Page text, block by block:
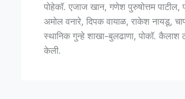
पोहेकॉ. एजाज खान, गणेश पुरुषोत्तम
अमोल वनारे, दिपक वायाळ, राकेश नायडू,
स्थानिक गुन्हे शाखा-बुलढाणा, पोकॉ. कैलाश
केली.